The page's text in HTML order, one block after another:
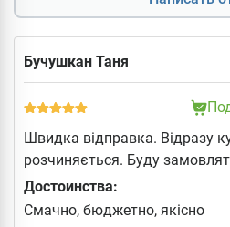
Бучушкан Таня
Швидка відправка. Відразу
розчиняється. Буду
Достоинства:
Смачно, бюджетно, якісно